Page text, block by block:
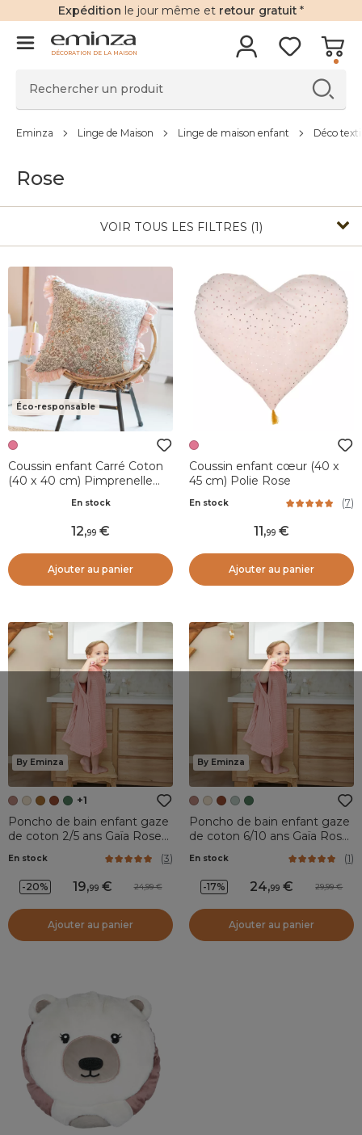
Expédition le jour même et retour gratuit *
DÉCORATION DE LA MAISON
Eminza Linge de Maison Linge de maison enfant Déco
Rose
VOIR TOUS LES FILTRES (1)
Éco-responsable
Coussin enfant Carré Coton
(40 x 40 cm) Pimprenelle
En stock
12,99
Ajouter au panier
Coussin enfant cœur (40 x
45 cm) Polie Rose
En stock (7)
11,99
Ajouter au panier
By Eminza
+1
Poncho de bain enfant gaze
de coton 2/5 ans Gaïa Rose
En stock (3)
-20% 19,99 24,99
Ajouter au panier
By Eminza
Poncho de bain enfant gaze
de coton 6/10 ans Gaïa Rose
En stock (1)
-17% 24,99 29,99
Ajouter au panier